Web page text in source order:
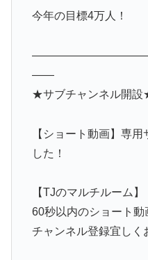
今年の目標4万人！
——
★サブチャンネル開
【ショート動画】専
した！
【TJのマルチルーム】
60秒以内のショート動
チャンネル登録宜しく